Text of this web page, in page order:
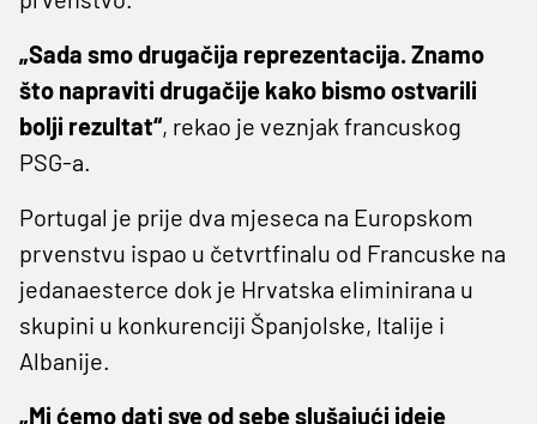
„Sada smo drugačija reprezentacija. Znamo
što napraviti drugačije kako bismo ostvarili
bolji rezultat“, rekao je veznjak francuskog
PSG-a.
Portugal je prije dva mjeseca na Europskom
prvenstvu ispao u četvrtfinalu od Francuske na
jedanaesterce dok je Hrvatska eliminirana u
skupini u konkurenciji Španjolske, Italije i
Albanije.
„Mi ćemo dati sve od sebe slušajući ideje